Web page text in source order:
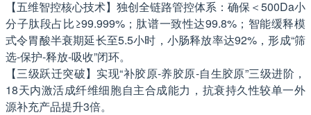
【五维智控核心技术】独创全链路管控体系：确保＜500Da小
分子肽段占比≥99.999%；肽谱一致性达99.8%；智能缓释模
式令胃酸半衰期延长至5.5小时，小肠释放率达92%，形成“筛
选-保护-释放-吸收”闭环。
【三级跃迁突破】实现“补胶原-养胶原-自生胶原”三级进阶，
18天内激活成纤维细胞自主合成能力，抗衰持久性较单一外
源补充产品提升3倍。